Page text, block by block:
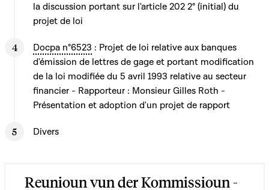
la discussion portant sur l'article 202 2° (initial) du
projet de loi
Docpa n°6523 : Projet de loi relative aux banques
d'émission de lettres de gage et portant modification
de la loi modifiée du 5 avril 1993 relative au secteur
financier - Rapporteur : Monsieur Gilles Roth -
Présentation et adoption d'un projet de rapport
Divers
Reunioun vun der Kommissioun -